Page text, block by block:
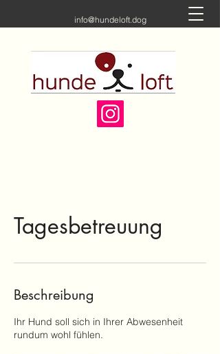
info@hundeloft.dog
Tagesbetreuung
Beschreibung
Ihr Hund soll sich in Ihrer Abwesenheit
rundum wohl fühlen.